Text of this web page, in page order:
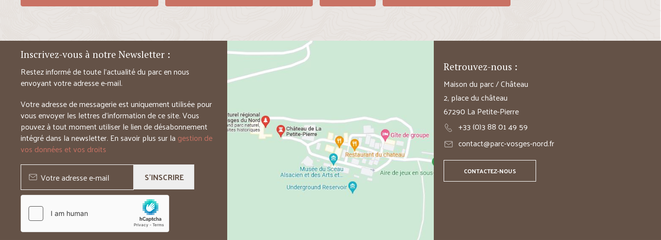
Inscrivez-vous à notre Newsletter :
Restez informé de toute l’actualité du parc en nous
envoyant votre adresse e-mail.
Votre adresse de messagerie est uniquement utilisée pour
vous envoyer les lettres d’information de ce site. Vous
pouvez à tout moment utiliser le lien de désabonnement
intégré dans la newsletter. En savoir plus sur la gestion de
vos données et vos droits
S'INSCRIRE
Retrouvez-nous :
Maison du parc / Château
2, place du château
67290 La Petite-Pierre
+33 (0)3 88 01 49 59
contact@parc-vosges-nord.fr
CONTACTEZ-NOUS